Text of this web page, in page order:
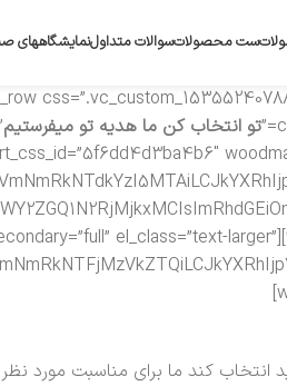
ست محصولاتسوالات متداولنمایشگاههای
تو انتخاب کن ما هدیه تو میفرستیم
el_class=”text-larger”
کند ما برای مناسبت مورد